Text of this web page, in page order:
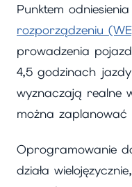
Punktem
rozporządzeniu
prowadzenia
4,5 godzinach
wyznaczają realne
można zaplanować
Oprogramowanie
działa